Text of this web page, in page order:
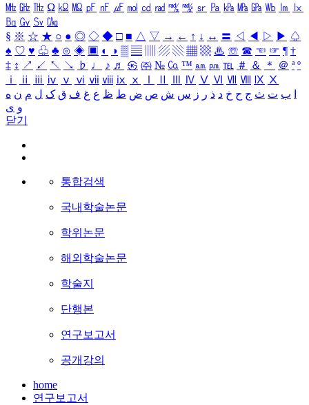
㎒ ㎓ ㎔ Ω ㏀ ㏁ ㎊ ㎋ ㎌ ㏖ ㏅ ㎭ ㎮ ㎯ ㏛ ㎩ ㎪ ㎫ ㎬ ㏝ ㏐
㏓
㏃ ㏉ ㏜ ㏆
§ ※ ☆ ★ ○ ● ◎ ◇ ◆ □ ■ △ ▽ → ← ↑ ↓ ↔ 〓 ◁ ◀ ▷ ▶ ♤
♠ ♡ ♥ ♧ ♣ ⊙ ◈ ▣ ◐ ◑ ▒ ▤ ▨ ▧ ▦ ▩ ♨ ☏ ☎ ☜ ☞ ¶ †
‡ ↕ ↗ ↙ ↖ ↘ ♭ ♩ ♪ ♬ ㉿ ㈜ № ㏇ ™ ㏂ ㏘ ℡ ＃ ＆ ＊ ＠ ª º
ⅰ
ⅱ ⅲ ⅳ ⅴ ⅵ ⅶ ⅷ ⅸ ⅹ Ⅳ Ⅴ Ⅵ Ⅶ Ⅷ Ⅸ Ⅹ
ب ت ث ج ح خ د ذ ر ز س ش ص ض ط ظ ع غ ف ق ک ل م ن ه
و ی
닫기
통합검색
국내학술논문
학위논문
해외학술논문
학술지
단행본
연구보고서
공개강의
home
연구보고서